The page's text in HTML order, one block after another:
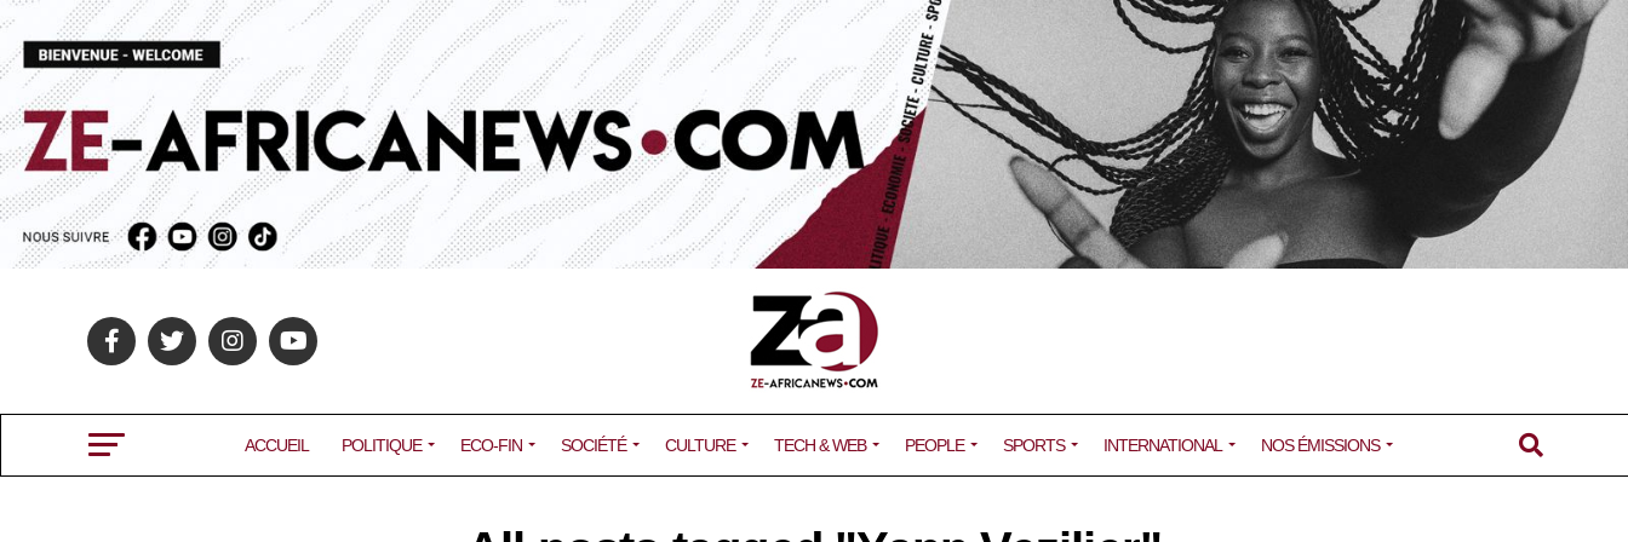
ACCUEIL POLITIQUE ECO-FIN SOCIÉTÉ CULTURE TECH & WEB PEOPLE SPORTS INTERNATIONAL NOS ÉMISSIONS